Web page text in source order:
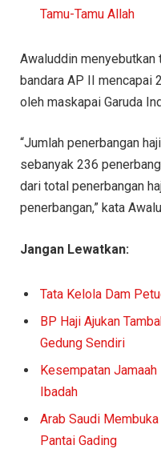
Tamu-Tamu Allah
Awaluddin menyebutkan
bandara AP II mencapai
oleh maskapai Garuda
“Jumlah penerbangan
sebanyak 236
dari total penerbangan
penerbangan,” kata
Jangan Lewatkan:
Tata Kelola Dam
BP Haji Ajukan
Gedung Sendiri
Kesempatan
Ibadah
Arab Saudi
Pantai Gading